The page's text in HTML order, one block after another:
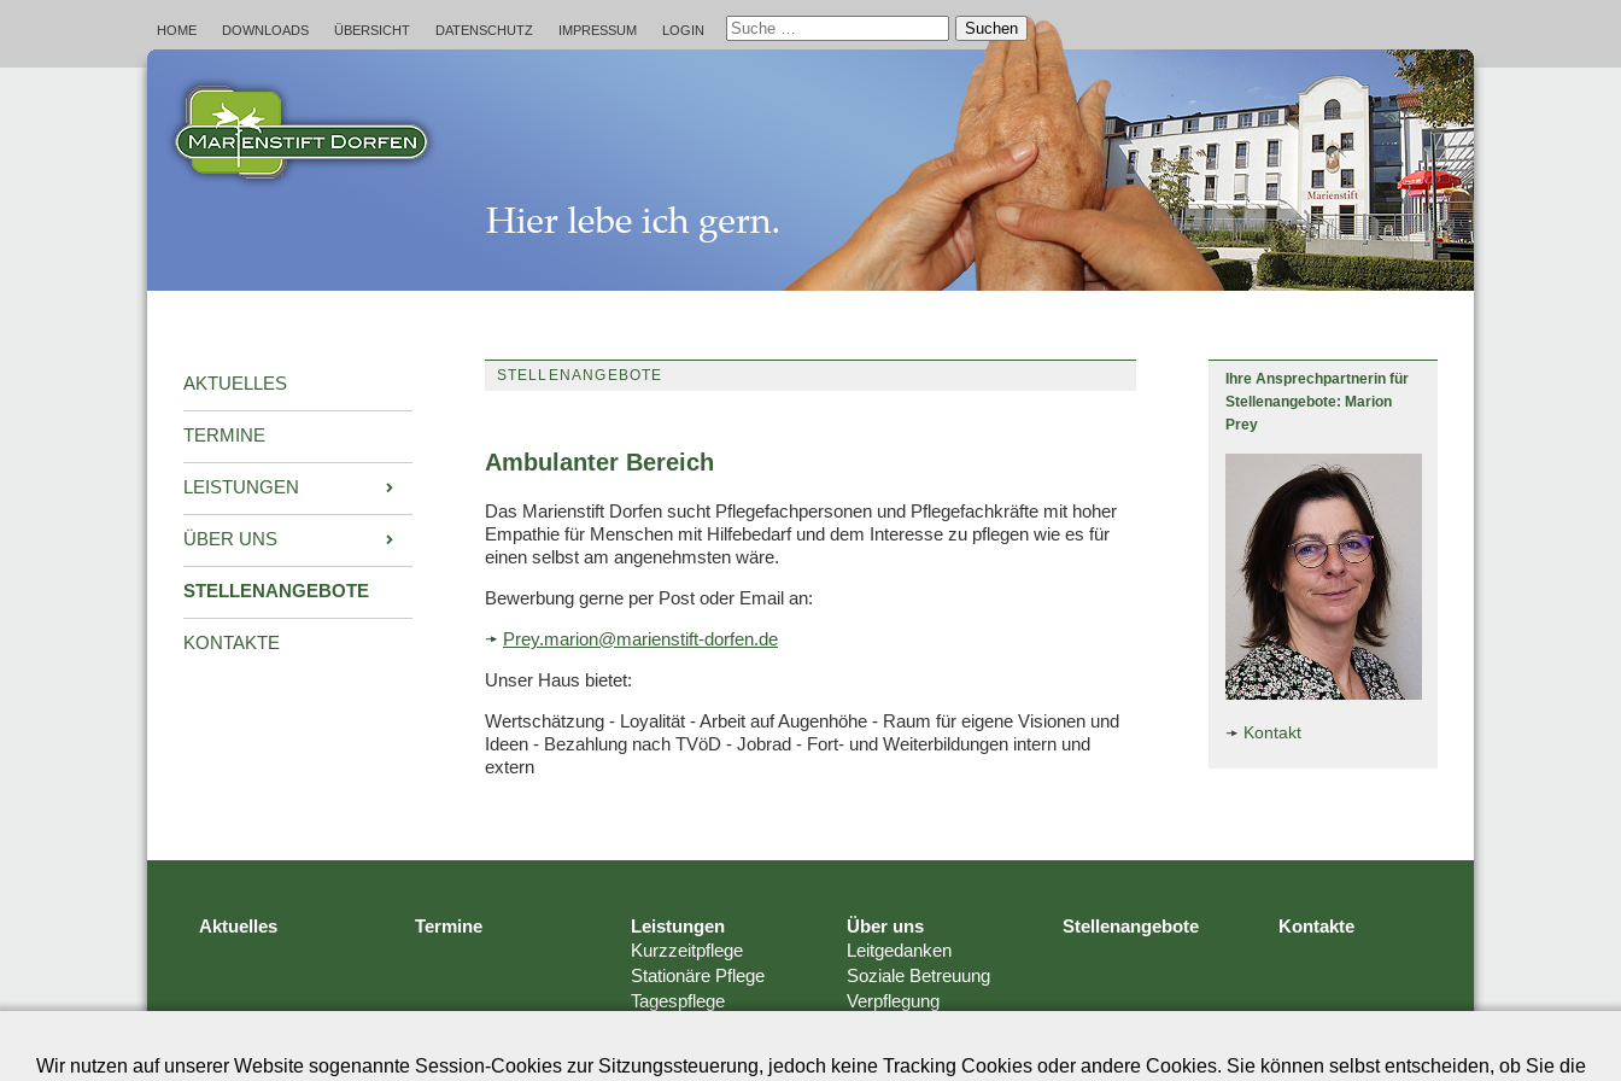
HOME DOWNLOADS ÜBERSICHT DATENSCHUTZ IMPRESSUM LOGIN Suchen
AKTUELLES
TERMINE
LEISTUNGEN
ÜBER UNS
STELLENANGEBOTE
KONTAKTE
STELLENANGEBOTE
Ambulanter Bereich
Das Marienstift Dorfen sucht Pflegefachpersonen und Pflegefachkräfte mit hoher
Empathie für Menschen mit Hilfebedarf und dem Interesse zu pflegen wie es für
einen selbst am angenehmsten wäre.
Bewerbung gerne per Post oder Email an:
Prey.marion@marienstift-dorfen.de
Unser Haus bietet:
Wertschätzung - Loyalität - Arbeit auf Augenhöhe - Raum für eigene Visionen und
Ideen - Bezahlung nach TVöD - Jobrad - Fort- und Weiterbildungen intern und
extern
Ihre Ansprechpartnerin für
Stellenangebote: Marion
Prey
Kontakt
Aktuelles Termine
Leistungen
Kurzzeitpflege
Stationäre Pflege
Tagespflege
Über uns
Leitgedanken
Soziale Betreuung
Verpflegung
Stellenangebote Kontakte
Wir nutzen auf unserer Website sogenannte Session-Cookies zur Sitzungssteuerung, jedoch keine Tracking Cookies oder andere Cookies. Sie können selbst entscheiden, ob Sie die